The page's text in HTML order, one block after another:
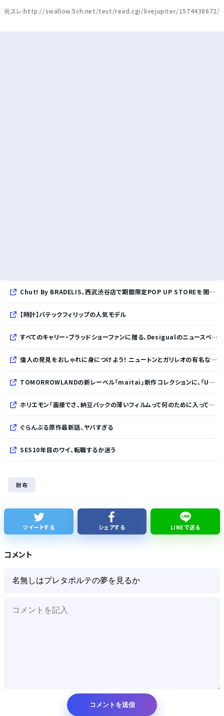
元スレ:http://swallow.5ch.net/test/read.cgi/livejupiter/1574438672/
Chut! By BRADELIS、西武渋谷店で期間限定POP UP STOREを開催！全商品展開＆新作10%OFFの特別な6日間
【時計】パテックフィリップの人気モデル
すべてのキャリー・ブラッドショーファンに贈る、Desigualのニュースペーパープリントコレクション
偉人の発見をおしゃれに身につけよう！ ニュートンとガリレオの有名な発見をモチーフにした、クールタッチTシャツ＆トートバッグが発売されました【QurioStore】
TOMORROWLANDの新レーベル「maitai」新作コレクションに、「UNDYED」の素材が採用
ホリエモン「面接でさ、納豆パックの薄いフィルムって何のために入っていの？って聞くわけ」
ぐらんぶる原作最新話、ヤバすぎる
SES10年目のワイ、転職するか迷う
【韓国悲報】「THE NORTH FACE」の人気が低下
Powered by livedoor 相互RSS
財布
ツイートする シェアする LINEで送る
コメント